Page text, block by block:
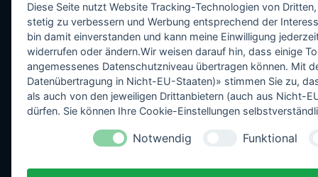
Diese Seite nutzt Website Tracking-Technologien von
stetig zu verbessern und Werbung entsprechend der
bin damit einverstanden und kann meine Einwilligung
widerrufen oder ändern.Wir weisen darauf hin, dass einige
angemessenes Datenschutzniveau übertragen können. Mit
Datenübertragung in Nicht-EU-Staaten)» stimmen Sie zu,
als auch von den jeweiligen Drittanbietern (auch aus Nicht-
dürfen. Sie können Ihre Cookie-Einstellungen
Notwendig Funktional